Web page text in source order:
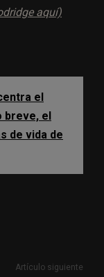
aquí)
el
breve, el
de vida de
Artículo siguiente